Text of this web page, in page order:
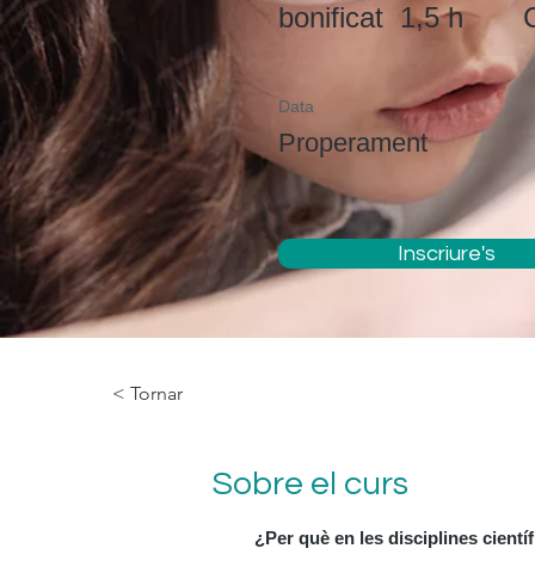
bonificat 1,5 h
Data
Properament
Inscriure's
< Tornar
Sobre el curs
¿Per què en les disciplines